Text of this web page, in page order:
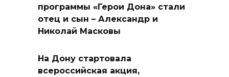
программы «Герои Дона» стали
отец и сын – Александр и
Николай Масковы
На Дону стартовала
всероссийская акция,